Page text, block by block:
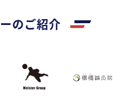
のご紹介